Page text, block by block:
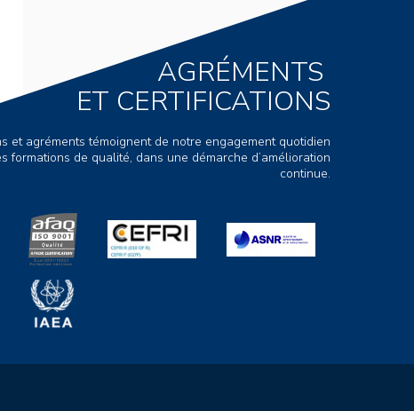
AGRÉMENTS
ET CERTIFICATIONS
et agréments témoignent de notre engagement quotidien
formations de qualité, dans une démarche d’amélioration
continue.